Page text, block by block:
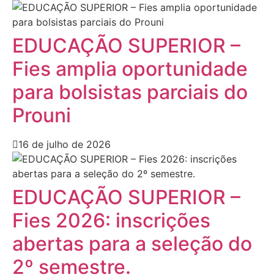
EDUCAÇÃO SUPERIOR –
Fies amplia oportunidade
para bolsistas parciais do
Prouni
16 de julho de 2026
EDUCAÇÃO SUPERIOR –
Fies 2026: inscrições
abertas para a seleção do
2º semestre.